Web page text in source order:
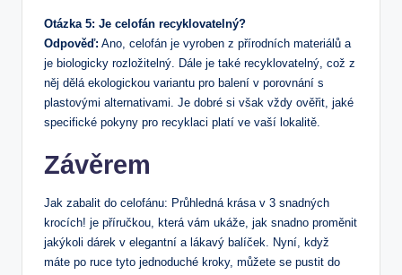
Otázka 5: Je celofán recyklovatelný?
Odpověď: Ano, celofán je vyroben z přírodních materiálů a
je biologicky rozložitelný. Dále je také recyklovatelný, což z
něj dělá ekologickou variantu pro balení v porovnání s
plastovými alternativami. Je dobré si však vždy ověřit, jaké
specifické pokyny pro recyklaci platí ve vaší lokalitě.
Závěrem
Jak zabalit do celofánu: Průhledná krása v 3 snadných
krocích! je příručkou, která vám ukáže, jak snadno proměnit
jakýkoli dárek v elegantní a lákavý balíček. Nyní, když
máte po ruce tyto jednoduché kroky, můžete se pustit do